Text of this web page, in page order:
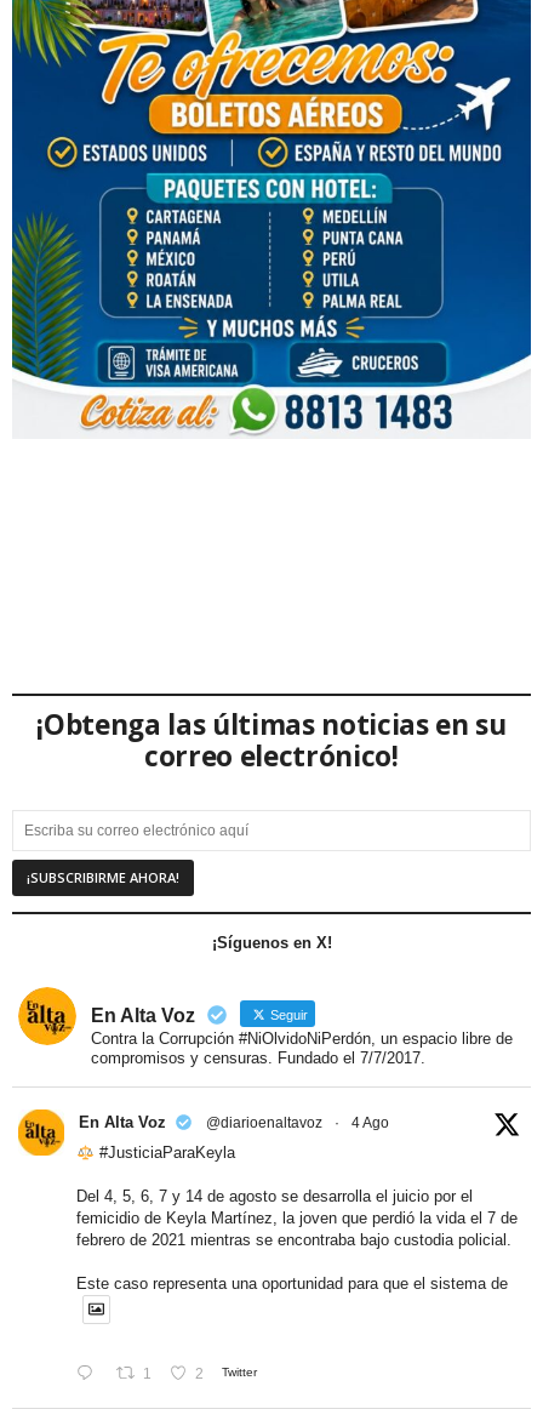
¡Obtenga las últimas noticias en su
correo electrónico!
¡Síguenos en X!
En Alta Voz Seguir
Contra la Corrupción #NiOlvidoNiPerdón, un espacio libre de
compromisos y censuras. Fundado el 7/7/2017.
En Alta Voz @diarioenaltavoz · 4 Ago
#JusticiaParaKeyla
Del 4, 5, 6, 7 y 14 de agosto se desarrolla el juicio por el
femicidio de Keyla Martínez, la joven que perdió la vida el 7 de
febrero de 2021 mientras se encontraba bajo custodia policial.
Este caso representa una oportunidad para que el sistema de
1 2 Twitter